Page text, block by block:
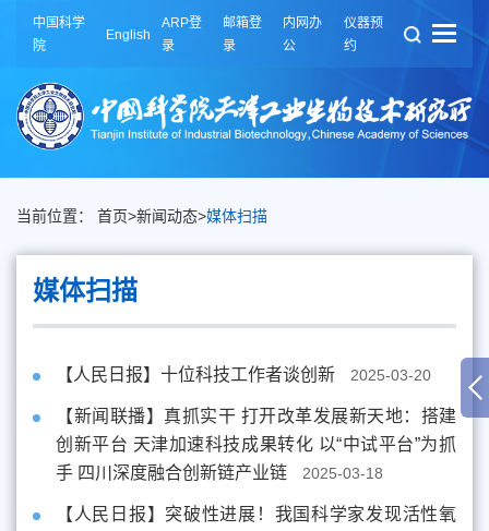
中国科学
院
English
ARP登
录
邮箱登
录
内网办
公
仪器预
约
当前位置： 首页>新闻动态>媒体扫描
媒体扫描
【人民日报】十位科技工作者谈创新 2025-03-20
【新闻联播】真抓实干 打开改革发展新天地：搭建
创新平台 天津加速科技成果转化 以“中试平台”为抓
手 四川深度融合创新链产业链
2025-03-18
【人民日报】突破性进展！我国科学家发现活性氧